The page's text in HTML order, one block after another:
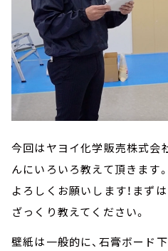
今回はヤヨイ化学販売株式会
んにいろいろ教えて頂きます。
よろしくお願いします！まず
ざっくり教えてください。
壁紙は一般的に、石膏ボード